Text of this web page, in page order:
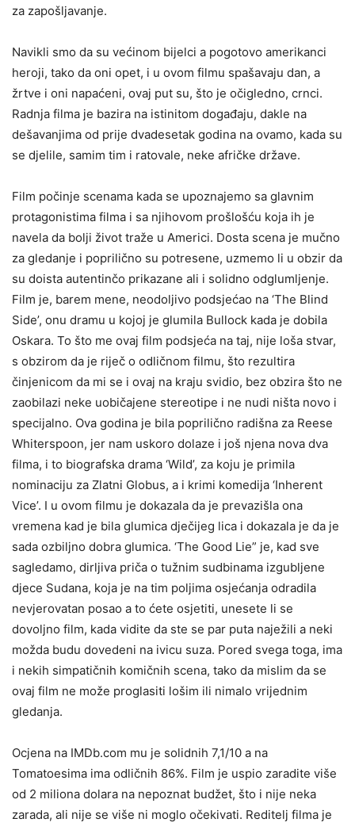
za zapošljavanje.
Navikli smo da su većinom bijelci a pogotovo amerikanci
heroji, tako da oni opet, i u ovom filmu spašavaju dan, a
žrtve i oni napaćeni, ovaj put su, što je očigledno, crnci.
Radnja filma je bazira na istinitom događaju, dakle na
dešavanjima od prije dvadesetak godina na ovamo, kada su
se djelile, samim tim i ratovale, neke afričke države.
Film počinje scenama kada se upoznajemo sa glavnim
protagonistima filma i sa njihovom prošlošću koja ih je
navela da bolji život traže u Americi. Dosta scena je mučno
za gledanje i poprilično su potresene, uzmemo li u obzir da
su doista autentinčo prikazane ali i solidno odglumljenje.
Film je, barem mene, neodoljivo podsjećao na ‘The Blind
Side’, onu dramu u kojoj je glumila Bullock kada je dobila
Oskara. To što me ovaj film podsjeća na taj, nije loša stvar,
s obzirom da je riječ o odličnom filmu, što rezultira
činjenicom da mi se i ovaj na kraju svidio, bez obzira što ne
zaobilazi neke uobičajene stereotipe i ne nudi ništa novo i
specijalno. Ova godina je bila poprilično radišna za Reese
Whiterspoon, jer nam uskoro dolaze i još njena nova dva
filma, i to biografska drama ‘Wild’, za koju je primila
nominaciju za Zlatni Globus, a i krimi komedija ‘Inherent
Vice’. I u ovom filmu je dokazala da je prevazišla ona
vremena kad je bila glumica dječijeg lica i dokazala je da je
sada ozbiljno dobra glumica. ‘The Good Lie” je, kad sve
sagledamo, dirljiva priča o tužnim sudbinama izgubljene
djece Sudana, koja je na tim poljima osjećanja odradila
nevjerovatan posao a to ćete osjetiti, unesete li se
dovoljno film, kada vidite da ste se par puta naježili a neki
možda budu dovedeni na ivicu suza. Pored svega toga, ima
i nekih simpatičnih komičnih scena, tako da mislim da se
ovaj film ne može proglasiti lošim ili nimalo vrijednim
gledanja.
Ocjena na IMDb.com mu je solidnih 7,1/10 a na
Tomatoesima ima odličnih 86%. Film je uspio zaradite više
od 2 miliona dolara na nepoznat budžet, što i nije neka
zarada, ali nije se više ni moglo očekivati. Reditelj filma je